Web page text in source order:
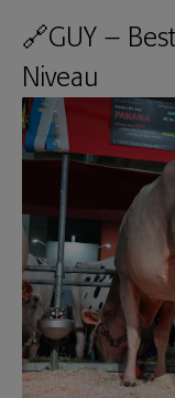
🔗GUY –
Niveau